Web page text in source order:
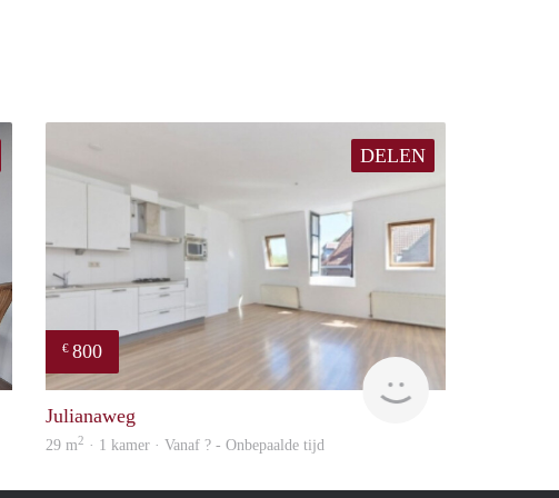
DELEN
€ 800
Julianaweg
29 m2 · 1 kamer · Vanaf ? - Onbepaalde tijd